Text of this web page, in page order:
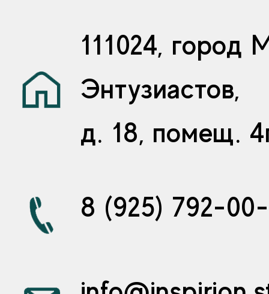
111024, город
Энтузиастов,
д. 18, помещ.
8 (925) 792-